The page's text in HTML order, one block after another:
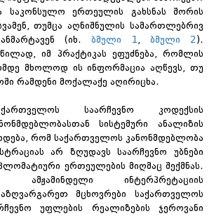
საკონსულო ერთეულის გახსნას შორის
თუმცა აღნიშნულის სამართლებრივ
(იხ. ბმული 1 ბმული 2 ).
იმ პრაქტიკას ეფუძნება, რომლის
მხოლოდ ის ინფორმაცია აღწევს, თუ
რამდენი მოქალაქე აღირიცხა.
საარჩევნო კოდექსის
სისტემური ანალიზის
რომ საქართველოს კანონმდებლობა
არ ზღუდავს საარჩევნო უბნები
ერთეულების მიღმაც შექმნას.
ამჟამინდელი ინტერპრეტაციის
მცხოვრები საქართველოს
უფლების რეალიზების ჯეროვანი